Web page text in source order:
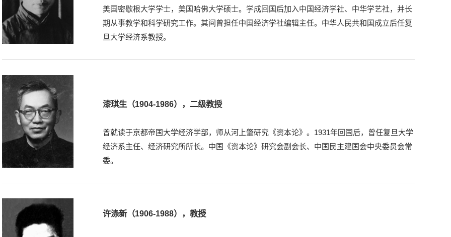
美国密歇根大学学士，美国哈佛大学硕士。学成回国后加入中国经济学社、中华学艺社，并长
期从事教学和科学研究工作。其间曾担任中国经济学社编辑主任。中华人民共和国成立后任复
旦大学经济系教授。
漆琪生（1904-1986），二级教授
曾就读于京都帝国大学经济学部，师从河上肇研究《资本论》。1931年回国后，曾任复旦大学
经济系主任、经济研究所所长。中国《资本论》研究会副会长、中国民主建国会中央委员会常
委。
许涤新（1906-1988），教授